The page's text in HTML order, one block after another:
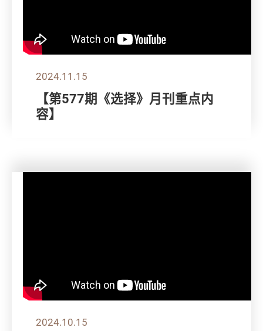
2024.11.15
【第577期《选择》月刊重点内
容】
2024.10.15